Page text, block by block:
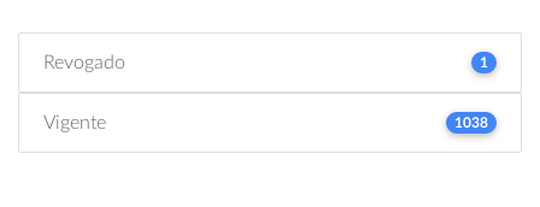
Revogado 1
Vigente 1038